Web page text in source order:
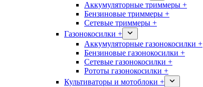
Аккумуляторные триммеры +
Бензиновые триммеры +
Сетевые триммеры +
Газонокосилки +
Аккумуляторные газонокосилки +
Бензиновые газонокосилки +
Сетевые газонокосилки +
Рототы газонокосилки +
Культиваторы и мотоблоки +